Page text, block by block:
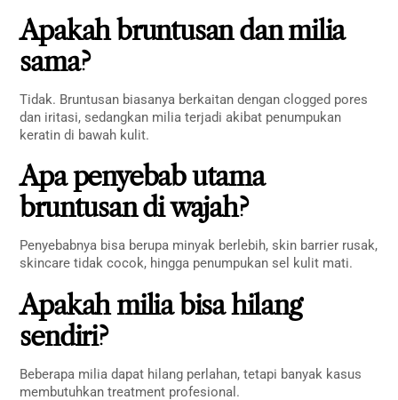
Apakah bruntusan dan milia
sama?
Tidak. Bruntusan biasanya berkaitan dengan clogged pores
dan iritasi, sedangkan milia terjadi akibat penumpukan
keratin di bawah kulit.
Apa penyebab utama
bruntusan di wajah?
Penyebabnya bisa berupa minyak berlebih, skin barrier rusak,
skincare tidak cocok, hingga penumpukan sel kulit mati.
Apakah milia bisa hilang
sendiri?
Beberapa milia dapat hilang perlahan, tetapi banyak kasus
membutuhkan treatment profesional.